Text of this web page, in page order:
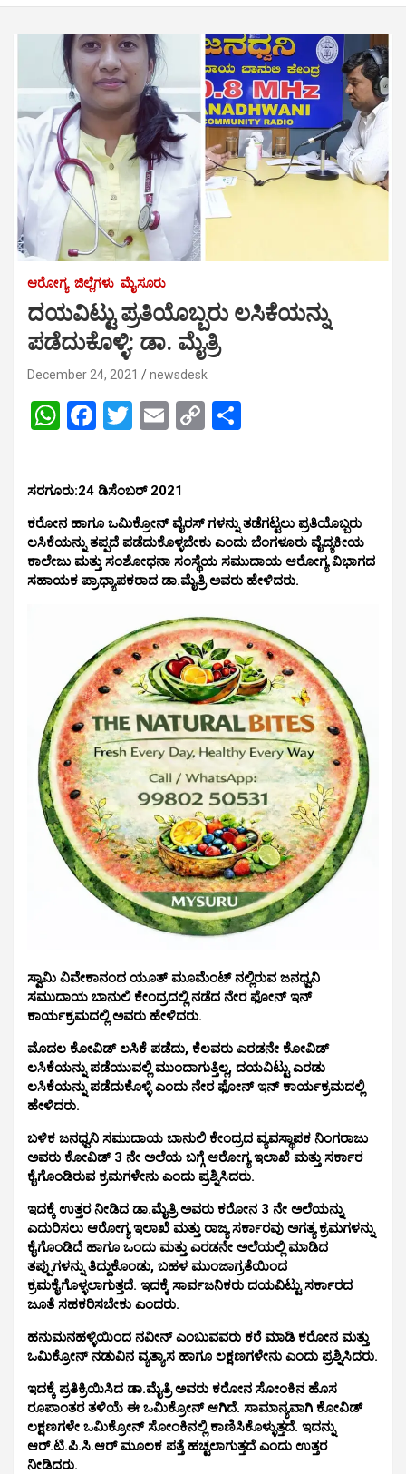
ಆರೋಗ್ಯ ಜಿಲ್ಲೆಗಳು ಮೈಸೂರು
ದಯವಿಟ್ಟು ಪ್ರತಿಯೊಬ್ಬರು ಲಸಿಕೆಯನ್ನು
ಪಡೆದುಕೊಳ್ಳಿ: ಡಾ. ಮೈತ್ರಿ
December 24, 2021 newsdesk
W
s
A
p
p
F
b
o
o
k
T
er
E
C
n
k
ಸರಗೂರು:24 ಡಿಸೆಂಬರ್ 2021
ಕರೋನ ಹಾಗೂ ಒಮಿಕ್ರೋನ್ ವೈರಸ್ ಗಳನ್ನು ತಡೆಗಟ್ಟಲು ಪ್ರತಿಯೊಬ್ಬರು
ಲಸಿಕೆಯನ್ನು ತಪ್ಪದೆ ಪಡೆದುಕೊಳ್ಳಬೇಕು ಎಂದು ಬೆಂಗಳೂರು ವೈದ್ಯಕೀಯ
ಕಾಲೇಜು ಮತ್ತು ಸಂಶೋಧನಾ ಸಂಸ್ಥೆಯ ಸಮುದಾಯ ಆರೋಗ್ಯ ವಿಭಾಗದ
ಸಹಾಯಕ ಪ್ರಾಧ್ಯಾಪಕರಾದ ಡಾ.ಮೈತ್ರಿ ಅವರು ಹೇಳಿದರು.
ಸ್ವಾಮಿ ವಿವೇಕಾನಂದ ಯೂತ್ ಮೂಮೆಂಟ್ ನಲ್ಲಿರುವ ಜನಧ್ವನಿ
ಸಮುದಾಯ ಬಾನುಲಿ ಕೇಂದ್ರದಲ್ಲಿ ನಡೆದ ನೇರ ಫೋನ್ ಇನ್
ಕಾರ್ಯಕ್ರಮದಲ್ಲಿ ಅವರು ಹೇಳಿದರು.
ಮೊದಲ ಕೋವಿಡ್ ಲಸಿಕೆ ಪಡೆದು, ಕೆಲವರು ಎರಡನೇ ಕೋವಿಡ್
ಲಸಿಕೆಯನ್ನು ಪಡೆಯುವಲ್ಲಿ ಮುಂದಾಗುತ್ತಿಲ್ಲ, ದಯವಿಟ್ಟು ಎರಡು
ಲಸಿಕೆಯನ್ನು ಪಡೆದುಕೊಳ್ಳಿ ಎಂದು ನೇರ ಫೋನ್ ಇನ್ ಕಾರ್ಯಕ್ರಮದಲ್ಲಿ
ಹೇಳಿದರು.
ಬಳಿಕ ಜನಧ್ವನಿ ಸಮುದಾಯ ಬಾನುಲಿ ಕೇಂದ್ರದ ವ್ಯವಸ್ಥಾಪಕ ನಿಂಗರಾಜು
ಅವರು ಕೋವಿಡ್ 3 ನೇ ಅಲೆಯ ಬಗ್ಗೆ ಆರೋಗ್ಯ ಇಲಾಖೆ ಮತ್ತು ಸರ್ಕಾರ
ಕೈಗೊಂಡಿರುವ ಕ್ರಮಗಳೇನು ಎಂದು ಪ್ರಶ್ನಿಸಿದರು.
ಇದಕ್ಕೆ ಉತ್ತರ ನೀಡಿದ ಡಾ.ಮೈತ್ರಿ ಅವರು ಕರೋನ 3 ನೇ ಅಲೆಯನ್ನು
ಎದುರಿಸಲು ಆರೋಗ್ಯ ಇಲಾಖೆ ಮತ್ತು ರಾಜ್ಯ ಸರ್ಕಾರವು ಅಗತ್ಯ ಕ್ರಮಗಳನ್ನು
ಕೈಗೊಂಡಿದೆ ಹಾಗೂ ಒಂದು ಮತ್ತು ಎರಡನೇ ಅಲೆಯಲ್ಲಿ ಮಾಡಿದ
ತಪ್ಪುಗಳನ್ನು ತಿದ್ದುಕೊಂಡು, ಬಹಳ ಮುಂಜಾಗ್ರತೆಯಿಂದ
ಕ್ರಮಕೈಗೊಳ್ಳಲಾಗುತ್ತದೆ. ಇದಕ್ಕೆ ಸಾರ್ವಜನಿಕರು ದಯವಿಟ್ಟು ಸರ್ಕಾರದ
ಜೂತೆ ಸಹಕರಿಸಬೇಕು ಎಂದರು.
ಹನುಮನಹಳ್ಳಿಯಿಂದ ನವೀನ್ ಎಂಬುವವರು ಕರೆ ಮಾಡಿ ಕರೋನ ಮತ್ತು
ಒಮಿಕ್ರೋನ್ ನಡುವಿನ ವ್ಯತ್ಯಾಸ ಹಾಗೂ ಲಕ್ಷಣಗಳೇನು ಎಂದು ಪ್ರಶ್ನಿಸಿದರು.
ಇದಕ್ಕೆ ಪ್ರತಿಕ್ರಿಯಿಸಿದ ಡಾ.ಮೈತ್ರಿ ಅವರು ಕರೋನ ಸೋಂಕಿನ ಹೊಸ
ರೂಪಾಂತರ ತಳಿಯೆ ಈ ಒಮಿಕ್ರೋನ್ ಆಗಿದೆ. ಸಾಮಾನ್ಯವಾಗಿ ಕೋವಿಡ್
ಲಕ್ಷಣಗಳೇ ಒಮಿಕ್ರೋನ್ ಸೋಂಕಿನಲ್ಲಿ ಕಾಣಿಸಿಕೊಳ್ಳುತ್ತದೆ. ಇದನ್ನು
ಆರ್.ಟಿ.ಪಿ.ಸಿ.ಆರ್ ಮೂಲಕ ಪತ್ತೆ ಹಚ್ಟಲಾಗುತ್ತದೆ ಎಂದು ಉತ್ತರ
ನೀಡಿದರು.